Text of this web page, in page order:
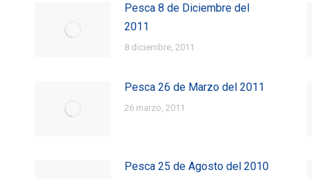
Pesca 8 de Diciembre del
2011
8 diciembre, 2011
Pesca 26 de Marzo del 2011
26 marzo, 2011
Pesca 25 de Agosto del 2010